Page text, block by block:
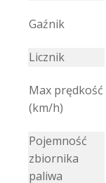
Gaźnik
Licznik
Max prędkość
(km/h)
Pojemność
zbiornika
paliwa